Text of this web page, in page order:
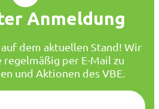
Anmeldung
dem aktuellen Stand! Wir
per E-Mail zu
und Aktionen des VBE.